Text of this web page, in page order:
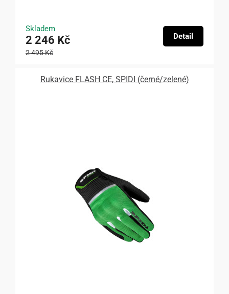
Skladem
2 246 Kč
2 495 Kč
Detail
Rukavice FLASH CE, SPIDI (černé/zelené)